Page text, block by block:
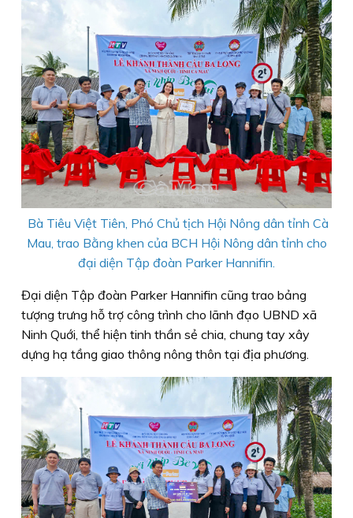
Bà Tiêu Việt Tiên, Phó Chủ tịch Hội Nông dân tỉnh Cà
Mau, trao Bằng khen của BCH Hội Nông dân tỉnh cho
đại diện Tập đoàn Parker Hannifin.
Đại diện Tập đoàn Parker Hannifin cũng trao bảng
tượng trưng hỗ trợ công trình cho lãnh đạo UBND xã
Ninh Quới, thể hiện tinh thần sẻ chia, chung tay xây
dựng hạ tầng giao thông nông thôn tại địa phương.